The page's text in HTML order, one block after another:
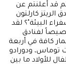
المستكشفين الصغار. 5. كنتم قد أعلنتم عن
كارلتون
البيئة"؟ لقد
لفنادق
كافة في أربعة
توماس، ودورادو
للأولاد ما بين